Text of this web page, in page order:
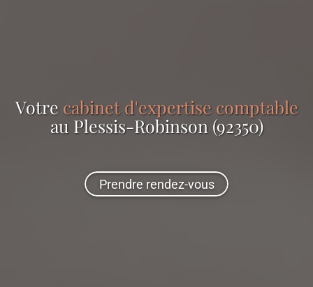
Votre cabinet d'expertise comptable
au Plessis-Robinson (92350)
Prendre rendez-vous